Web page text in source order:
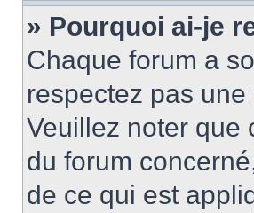
» Pourquoi ai-je
Chaque forum a
respectez pas
Veuillez noter que
du forum
de ce qui est